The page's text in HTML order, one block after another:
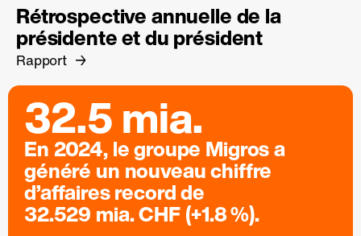
Rétrospective annuelle de la
présidente et du président
Rapport
32.5 mia.
En 2024, le groupe Migros a
généré un nouveau chiffre
d’affaires record de
32.529 mia. CHF (+1.8 %).